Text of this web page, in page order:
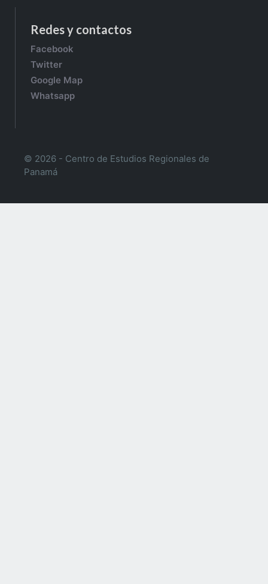
Redes y contactos
Facebook
Twitter
Google Map
Whatsapp
© 2026 - Centro de Estudios Regionales de
Panamá